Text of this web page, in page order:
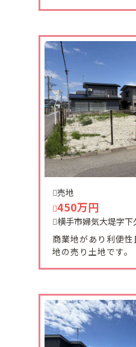
りがとうございました。
尚、当社は１２月30日（
迄お休みとなります。
来年も宜しくお願い致し
2025-12-26
十文字町西原2番町土地
有難うございます。
2025-12-03
増田町石神西土地ご契約
ありがとうございます。
2025-11-26
価格変更いたしました。
2025-11-25
令和7年11月24日2980万
売地
450万円
横手市婦気大堤字下
商業地があり利便
地の売り土地です。